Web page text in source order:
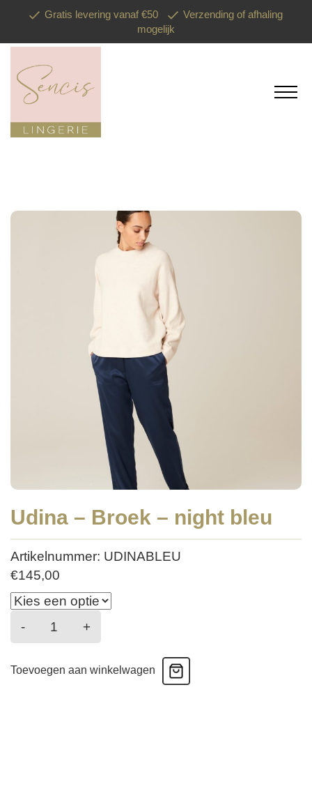
Gratis levering vanaf €50
Verzending of afhaling
mogelijk
Udina – Broek – night bleu
Artikelnummer: UDINABLEU
€145,00
-
Udina
-
+
Toevoegen aan winkelwagen